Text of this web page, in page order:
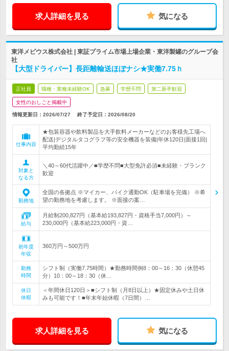
求人詳細を見る 気になる
東洋メビウス株式会社 | 東証プライム市場上場企業・東洋製罐のグループ会
社
【大型ドライバー】長距離輸送ほぼナシ★実働7.75ｈ
正社員 職種・業種未経験OK 急募 学歴不問 第二新卒歓迎
女性のおしごと掲載中
情報更新日：2026/07/27 終了予定日： 2026/08/20
仕事内容
★包装容器や飲料製品を大手飲料メーカーなどのお客様先工場へ
配送|デジタルタコグラフ等の安全機器を装備|年休120日|面接1回|
平均勤続15年
対象と
なる方
＼40～60代活躍中／■学歴不問■大型免許必須■未経験・ブランク
歓迎
勤務地
全国の各拠点 ※マイカー、バイク通勤OK（駐車場を完備） ※希
望の勤務地を考慮します。 ※面接の案…
給与
月給制200,827円（基本給193,827円・資格手当7,000円）～
230,000円（基本給223,000円・資…
初年度
年収
360万円～500万円
勤務
時間
シフト制（実働7.75時間）★勤務時間例8：00～16：30（休憩45
分）10：00～18：30（休…
休日
休暇
＜年間休日120日＞■シフト制（月8日以上）★固定休みや土日休
みも可能です！■年末年始休暇（7日間）…
求人詳細を見る 気になる